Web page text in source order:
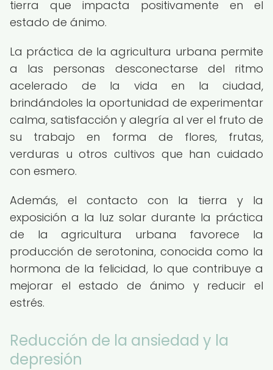
tierra que impacta positivamente en el
estado de ánimo.
La práctica de la agricultura urbana permite
a las personas desconectarse del ritmo
acelerado de la vida en la ciudad,
brindándoles la oportunidad de experimentar
calma, satisfacción y alegría al ver el fruto de
su trabajo en forma de flores, frutas,
verduras u otros cultivos que han cuidado
con esmero.
Además, el contacto con la tierra y la
exposición a la luz solar durante la práctica
de la agricultura urbana favorece la
producción de serotonina, conocida como la
hormona de la felicidad, lo que contribuye a
mejorar el estado de ánimo y reducir el
estrés.
Reducción de la ansiedad y la
depresión